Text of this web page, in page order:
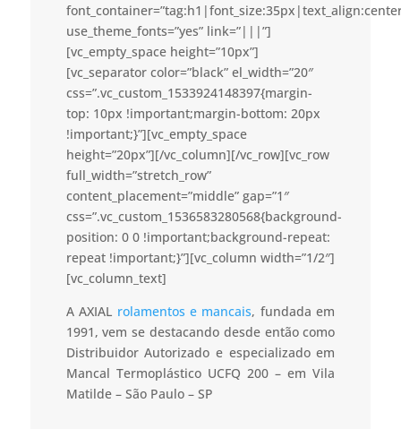
use_theme_fonts=”yes” link=”|||”]
[vc_empty_space height=”10px”]
[vc_separator color=”black” el_width=”20″
css=”.vc_custom_1533924148397{margin-
top: 10px !important;margin-bottom: 20px
!important;}”][vc_empty_space
height=”20px”][/vc_column][/vc_row][vc_row
full_width=”stretch_row”
content_placement=”middle” gap=”1″
css=”.vc_custom_1536583280568{background-
position: 0 0 !important;background-repeat:
repeat !important;}”][vc_column width=”1/2″]
[vc_column_text]
A AXIAL rolamentos e mancais, fundada em
1991, vem se destacando desde então como
Distribuidor Autorizado e especializado em
Mancal Termoplástico UCFQ 200 – em Vila
Matilde – São Paulo – SP